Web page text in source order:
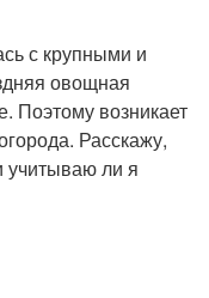
с крупными и
овощная
Поэтому возникает
Расскажу,
учитываю ли я